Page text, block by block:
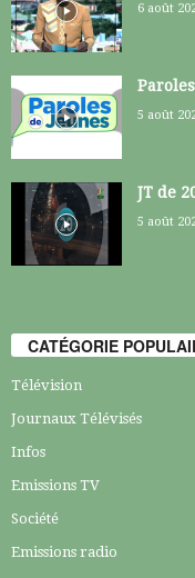
6 août
5 août
JT de
5 août
CATÉGORIE
Télévision
Journaux Télévisés
Infos
Emissions TV
Société
Emissions radio